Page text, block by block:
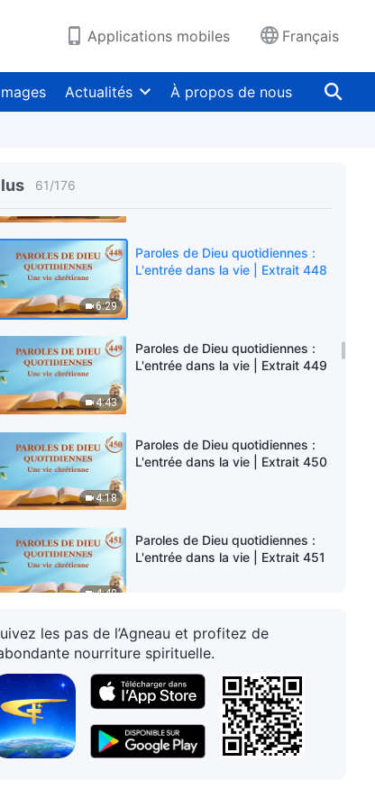
Applications mobiles Français
Actualités À propos de nous
61/176
6:28
4:43
6:29
Paroles de Dieu quotidiennes :
L'entrée dans la vie | Extrait 448
4:43
Paroles de Dieu quotidiennes :
L'entrée dans la vie | Extrait 449
4:18
Paroles de Dieu quotidiennes :
L'entrée dans la vie | Extrait 450
4:40
Paroles de Dieu quotidiennes :
L'entrée dans la vie | Extrait 451
3:53
Paroles de Dieu quotidiennes :
L'entrée dans la vie | Extrait 452
Paroles de Dieu quotidiennes :
L'entrée dans la vie | Extrait 453
les pas de l’Agneau et profitez de
nourriture spirituelle.